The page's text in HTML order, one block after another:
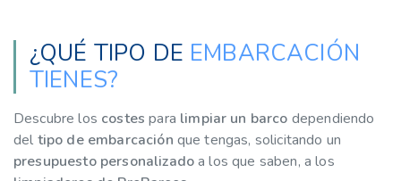
¿QUÉ TIPO DE EMBARCACIÓN
TIENES?
Descubre los costes para limpiar un barco dependiendo
del tipo de embarcación que tengas, solicitando un
presupuesto personalizadoa los que saben, a los